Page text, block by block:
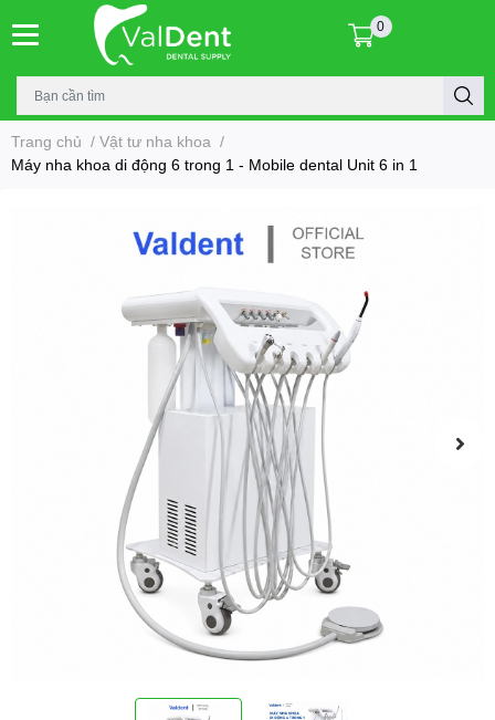
0
Trang chủ / Vật tư nha khoa /
Máy nha khoa di động 6 trong 1 - Mobile dental Unit 6 in 1